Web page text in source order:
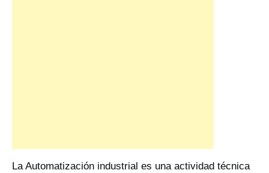
La Automatización industrial es una actividad técnica